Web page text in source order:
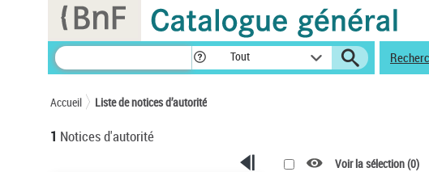
Tout
Accueil Liste de notices d’autorité
1 Notices d'autorité
Voir la sélection (0)
Panneau de gestion des cookies